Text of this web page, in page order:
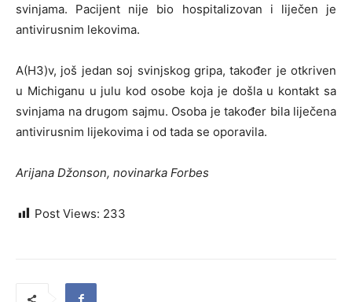
svinjama. Pacijent nije bio hospitalizovan i liječen je
antivirusnim lekovima.
A(H3)v, još jedan soj svinjskog gripa, također je otkriven
u Michiganu u julu kod osobe koja je došla u kontakt sa
svinjama na drugom sajmu. Osoba je također bila liječena
antivirusnim lijekovima i od tada se oporavila.
Arijana Džonson, novinarka Forbes
Post Views: 233